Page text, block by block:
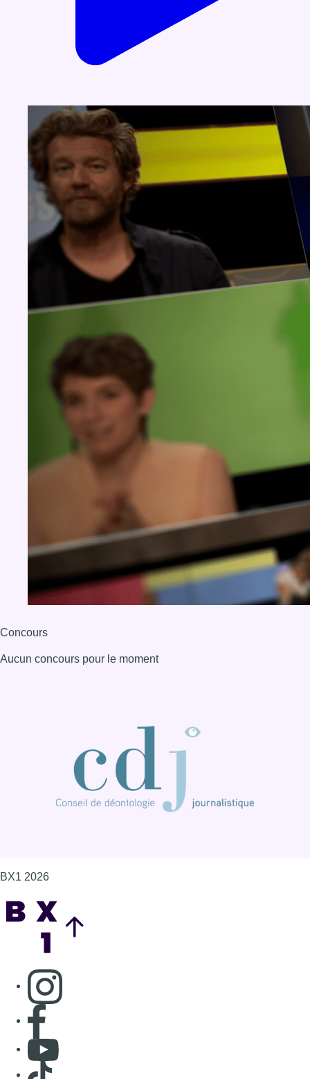
Concours
Aucun concours pour le moment
BX1 2026
Consulter page Instagram
Consulter page Facebook
Consulter Youtube
Consulter TikTok